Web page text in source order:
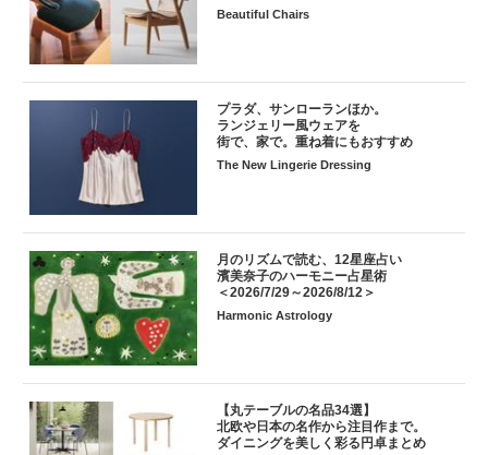
Beautiful Chairs
プラダ、サンローランほか。
ランジェリー風ウェアを
街で、家で。重ね着にもおすすめ
The New Lingerie Dressing
月のリズムで読む、12星座占い
濱美奈子のハーモニー占星術
＜2026/7/29～2026/8/12＞
Harmonic Astrology
【丸テーブルの名品34選】
北欧や日本の名作から注目作まで。
ダイニングを美しく彩る円卓まとめ